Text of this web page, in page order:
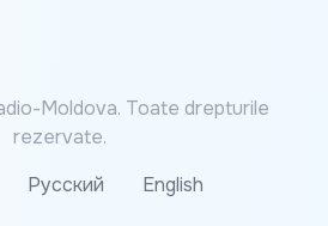
Moldova. Toate drepturile
rezervate.
Русский English